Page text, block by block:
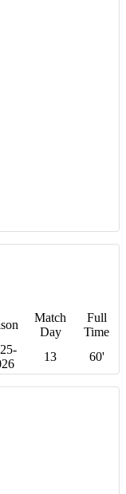
Match
Day
Full
Time
13 60'